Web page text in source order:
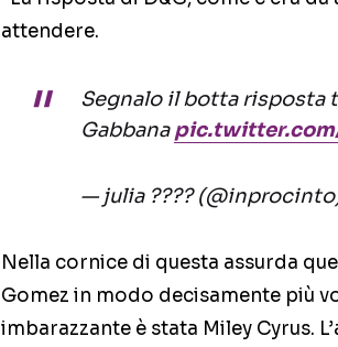
attendere.
Segnalo il botta risposta
Gabbana
— julia ?️‍???
Nella cornice di questa assurda
Gomez in modo decisamente più
imbarazzante è stata Miley Cyrus.